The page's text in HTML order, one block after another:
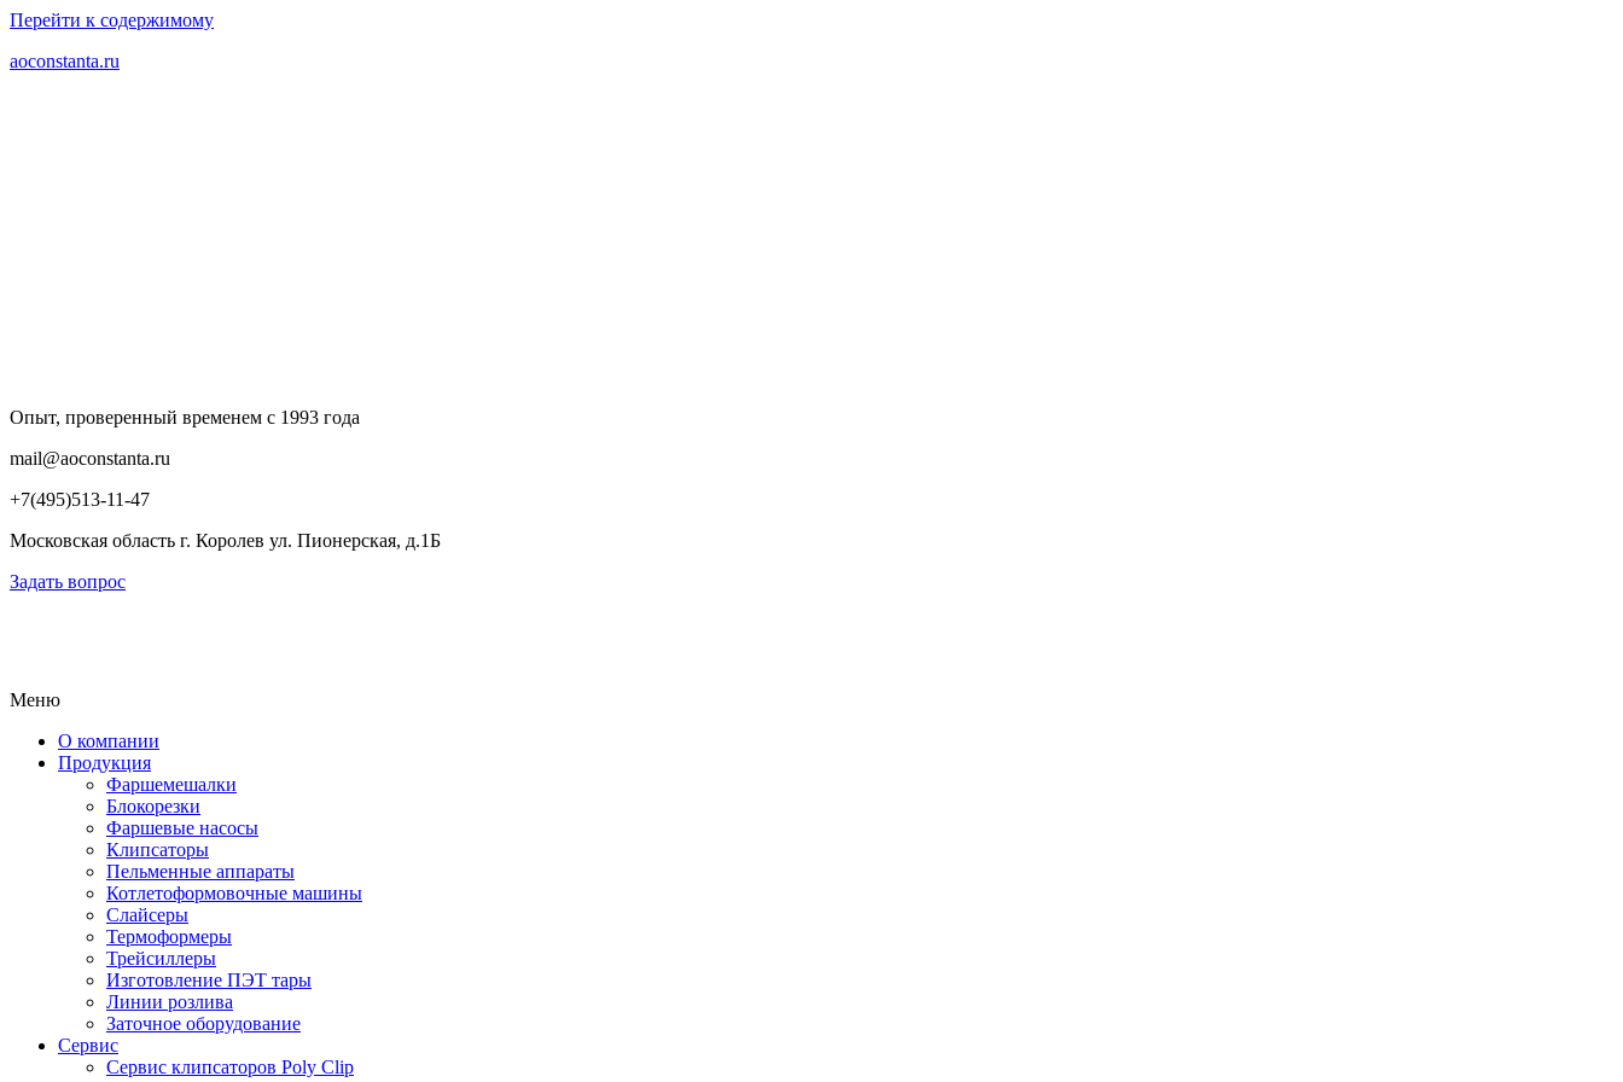
Перейти к содержимому
aoconstanta.ru
Опыт, проверенный временем с 1993 года
mail@aoconstanta.ru
+7(495)513-11-47
Московская область г. Королев ул. Пионерская, д.1Б
Задать вопрос
Меню
О компании
Продукция
Фаршемешалки
Блокорезки
Фаршевые насосы
Клипсаторы
Пельменные аппараты
Котлетоформовочные машины
Слайсеры
Термоформеры
Трейсиллеры
Изготовление ПЭТ тары
Линии розлива
Заточное оборудование
Сервис
Сервис клипсаторов Poly Clip